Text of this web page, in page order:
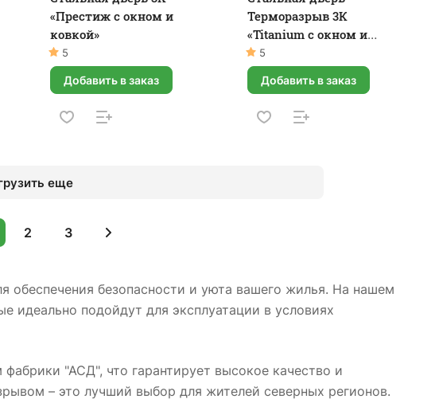
«Престиж с окном и
ковкой»
5
Добавить в заказ
Терморазрыв 3К
«Titanium с окном и
английской решеткой»
5
Добавить в заказ
еще
2 3
безопасности и уюта вашего жилья. На нашем
идеально подойдут для эксплуатации в условиях
"АСД", что гарантирует высокое качество и
– это лучший выбор для жителей северных регионов.